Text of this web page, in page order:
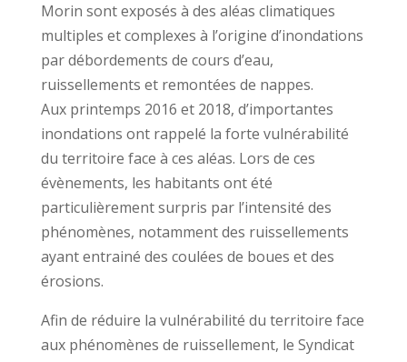
Morin sont exposés à des aléas climatiques
multiples et complexes à l’origine d’inondations
par débordements de cours d’eau,
ruissellements et remontées de nappes.
Aux printemps 2016 et 2018, d’importantes
inondations ont rappelé la forte vulnérabilité
du territoire face à ces aléas. Lors de ces
évènements, les habitants ont été
particulièrement surpris par l’intensité des
phénomènes, notamment des ruissellements
ayant entrainé des coulées de boues et des
érosions.
Afin de réduire la vulnérabilité du territoire face
aux phénomènes de ruissellement, le Syndicat